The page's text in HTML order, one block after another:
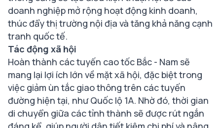
doanh nghiệp mở rộng hoạt động kinh doanh,
thúc đẩy thị trường nội địa và tăng khả năng cạnh
tranh quốc tế.
Tác động xã hội
Hoàn thành các tuyến cao tốc Bắc - Nam sẽ
mang lại lợi ích lớn về mặt xã hội, đặc biệt trong
việc giảm ùn tắc giao thông trên các tuyến
đường hiện tại, như Quốc lộ 1A. Nhờ đó, thời gian
di chuyển giữa các tỉnh thành sẽ được rút ngắn